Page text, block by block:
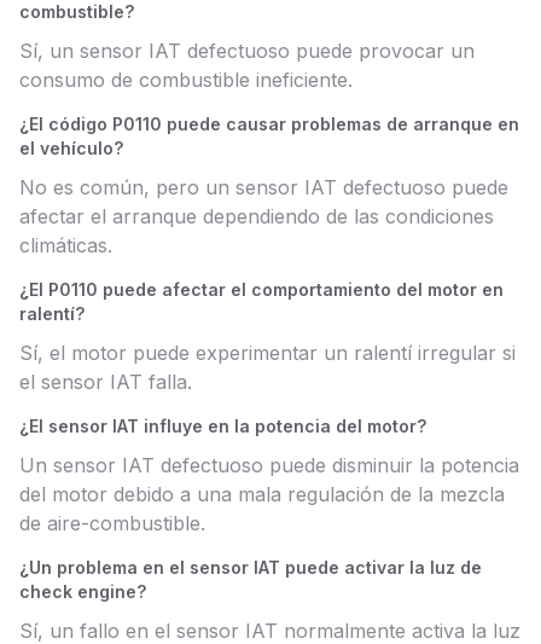
combustible?
Sí, un sensor IAT defectuoso puede provocar un
consumo de combustible ineficiente.
¿El código P0110 puede causar problemas de arranque en
el vehículo?
No es común, pero un sensor IAT defectuoso puede
afectar el arranque dependiendo de las condiciones
climáticas.
¿El P0110 puede afectar el comportamiento del motor en
ralentí?
Sí, el motor puede experimentar un ralentí irregular si
el sensor IAT falla.
¿El sensor IAT influye en la potencia del motor?
Un sensor IAT defectuoso puede disminuir la potencia
del motor debido a una mala regulación de la mezcla
de aire-combustible.
¿Un problema en el sensor IAT puede activar la luz de
check engine?
Sí, un fallo en el sensor IAT normalmente activa la luz